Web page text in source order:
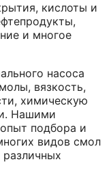
кислоты и
и многое
насоса
вязкость,
химическую
Нашими
подбора и
видов смол